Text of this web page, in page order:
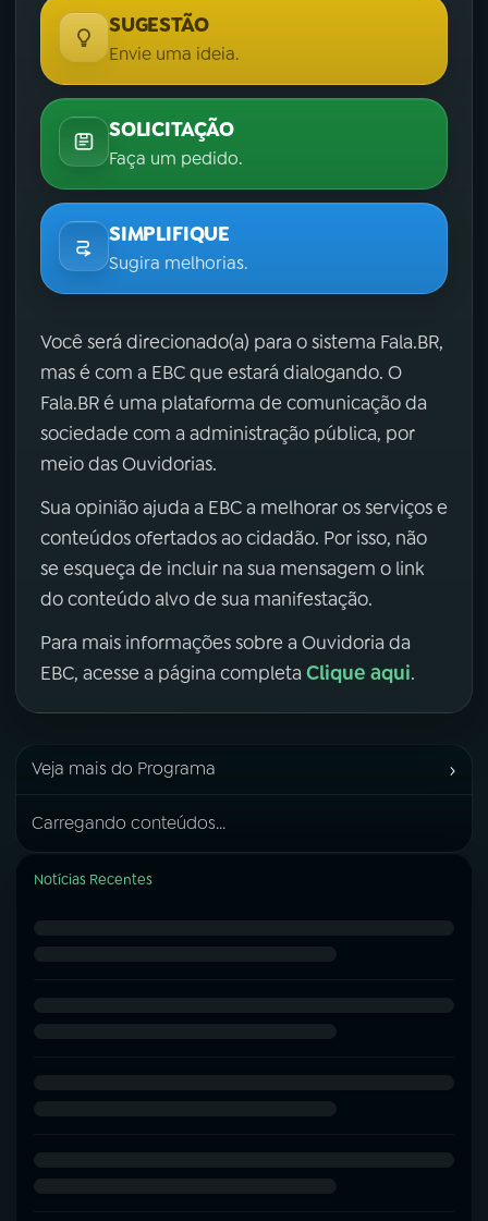
SUGESTÃO
Envie uma ideia.
SOLICITAÇÃO
Faça um pedido.
SIMPLIFIQUE
Sugira melhorias.
Você será direcionado(a) para o sistema Fala.BR,
mas é com a EBC que estará dialogando. O
Fala.BR é uma plataforma de comunicação da
sociedade com a administração pública, por
meio das Ouvidorias.
Sua opinião ajuda a EBC a melhorar os serviços e
conteúdos ofertados ao cidadão. Por isso, não
se esqueça de incluir na sua mensagem o link
do conteúdo alvo de sua manifestação.
Para mais informações sobre a Ouvidoria da
EBC, acesse a página completa Clique aqui.
Veja mais do Programa ›
Carregando conteúdos...
Notícias Recentes